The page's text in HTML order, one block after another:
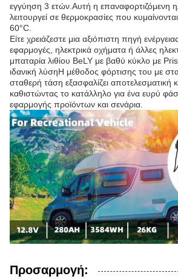
εγγύηση 3 ετών.Αυτή η επαναφορτιζόμενη
λειτουργεί σε θερμοκρασίες που
60°C.
Είτε χρειάζεστε μια αξιόπιστη πηγή
εφαρμογές, ηλεκτρικά οχήματα ή άλλες
μπαταρία λιθίου BeLY με βαθύ κύκλο με
ιδανική λύσηΗ μέθοδος φόρτισης του με
σταθερή τάση εξασφαλίζει αποτελεσματική
καθιστώντας το κατάλληλο για ένα ευρύ
εφαρμογής προϊόντων και σενάρια.
Προσαρμογή: